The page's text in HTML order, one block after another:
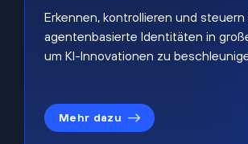
Erkennen, kontrollieren und steuern
agentenbasierte Identitäten in
um KI-Innovationen zu
Mehr dazu